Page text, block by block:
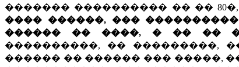
������� ���������� �� ��
���� ������, ���
������ �� ����, � �� ��
����������, �� ���������,
������ �� ������ ��� �����,